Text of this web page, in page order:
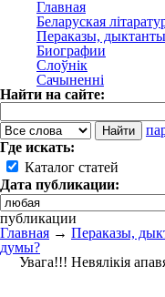
Главная
Беларуская
Пераказы, дыктанты
Биографии
Слоўнік
Сачыненні
Найти на сайте:
Где искать:
Каталог статей
Дата публикации:
публикации
Главная → Пераказы,
думы?
Увага!!! Невялікія